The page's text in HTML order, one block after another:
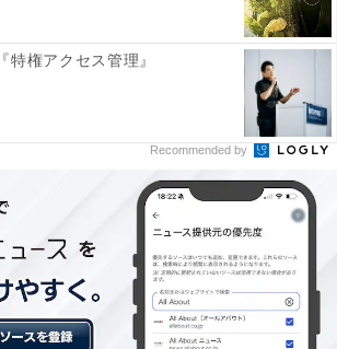
特権アクセス管理』
Recommended by